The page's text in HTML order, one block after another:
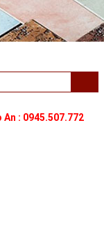
: 0945.507.772